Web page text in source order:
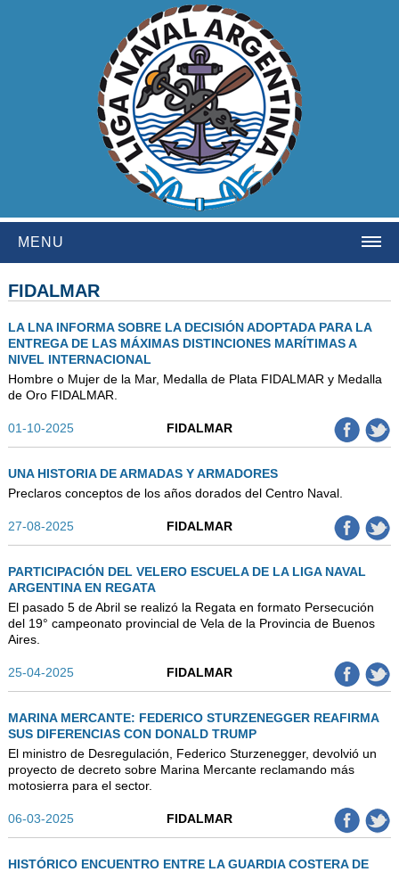
MENU
NOSOTROS
HISTORIA
BENEFICIOS
NOTICIAS & ACTIVIDADES
ESCUELA NÁUTICA
SOCIOS
NEWSLETTER
SUSCRIBIRSE
VER NEWSLETTER
CONTACTENOS
LIBRO DE VISITAS
FIDALMAR
LA LNA INFORMA SOBRE LA DECISIÓN ADOPTADA PARA LA
ENTREGA DE LAS MÁXIMAS DISTINCIONES MARÍTIMAS A
NIVEL INTERNACIONAL
Hombre o Mujer de la Mar, Medalla de Plata FIDALMAR y Medalla
de Oro FIDALMAR.
01-10-2025 FIDALMAR
UNA HISTORIA DE ARMADAS Y ARMADORES
Preclaros conceptos de los años dorados del Centro Naval.
27-08-2025 FIDALMAR
PARTICIPACIÓN DEL VELERO ESCUELA DE LA LIGA NAVAL
ARGENTINA EN REGATA
El pasado 5 de Abril se realizó la Regata en formato Persecución
del 19° campeonato provincial de Vela de la Provincia de Buenos
Aires.
25-04-2025 FIDALMAR
MARINA MERCANTE: FEDERICO STURZENEGGER REAFIRMA
SUS DIFERENCIAS CON DONALD TRUMP
El ministro de Desregulación, Federico Sturzenegger, devolvió un
proyecto de decreto sobre Marina Mercante reclamando más
motosierra para el sector.
06-03-2025 FIDALMAR
HISTÓRICO ENCUENTRO ENTRE LA GUARDIA COSTERA DE